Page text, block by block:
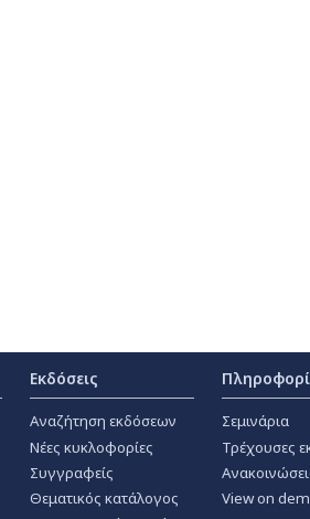
Εκδόσεις
Αναζήτηση εκδόσεων
Νέες κυκλοφορίες
Συγγραφείς
Θεματικός κατάλογος
Σεμινάρια
Τρέχουσες
View on